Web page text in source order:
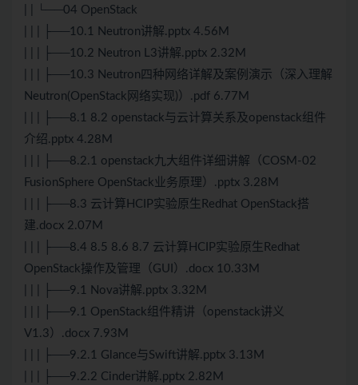
| | └──04 OpenStack
| | | ├──10.1 Neutron讲解.pptx 4.56M
| | | ├──10.2 Neutron L3讲解.pptx 2.32M
| | | ├──10.3 Neutron四种网络详解及案例演示（深入理解
Neutron(OpenStack网络实现)）.pdf 6.77M
| | | ├──8.1 8.2 openstack与云计算关系及openstack组件
介绍.pptx 4.28M
| | | ├──8.2.1 openstack九大组件详细讲解（COSM-02
FusionSphere OpenStack业务原理）.pptx 3.28M
| | | ├──8.3 云计算HCIP实验原生Redhat OpenStack搭
建.docx 2.07M
| | | ├──8.4 8.5 8.6 8.7 云计算HCIP实验原生Redhat
OpenStack操作及管理（GUI）.docx 10.33M
| | | ├──9.1 Nova讲解.pptx 3.32M
| | | ├──9.1 OpenStack组件精讲（openstack讲义
V1.3）.docx 7.93M
| | | ├──9.2.1 Glance与Swift讲解.pptx 3.13M
| | | ├──9.2.2 Cinder讲解.pptx 2.82M